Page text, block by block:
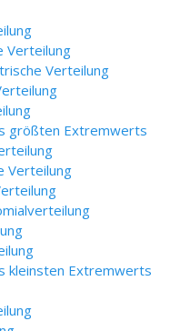
Verteilung
Verteilung
größten Extremwerts
Verteilung
kleinsten Extremwerts